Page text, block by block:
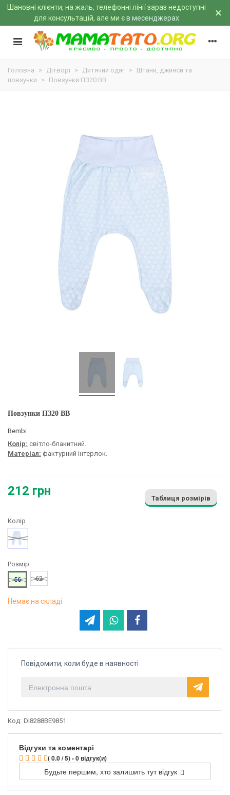
Шановні клієнти, на жаль, телефонні лінії зараз недоступні
для консультацій, але ми єв месенджерах ×
Головна > Дітворі > Дитячий одяг > Штани, джинси та
повзунки
> Повзунки ПЗ20 BB
Повзунки ПЗ20 BB
Bembi
Колір: світло-блакитний.
Матеріал: фактурний інтерлок.
212 грн
Таблиця розмірів
Колір
Блакитний
Розмір
56
62
Немає на складі
Повідомити, коли буде в наявності
Код: DI8288BE9851
Відгуки та коментарі
( 0.0 / 5) - 0 відгук(и)
Будьте першим, хто залишить тут відгук